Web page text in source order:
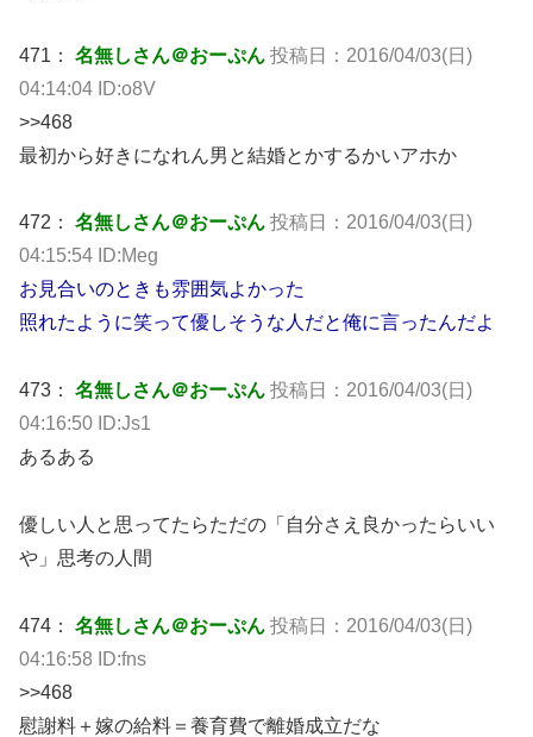
471： 名無しさん＠おーぷん 投稿日：2016/04/03(日)
04:14:04 ID:o8V
>>468
最初から好きになれん男と結婚とかするかいアホか
472： 名無しさん＠おーぷん 投稿日：2016/04/03(日)
04:15:54 ID:Meg
お見合いのときも雰囲気よかった
照れたように笑って優しそうな人だと俺に言ったんだよ
473： 名無しさん＠おーぷん 投稿日：2016/04/03(日)
04:16:50 ID:Js1
あるある
優しい人と思ってたらただの「自分さえ良かったらいい
や」思考の人間
474： 名無しさん＠おーぷん 投稿日：2016/04/03(日)
04:16:58 ID:fns
>>468
慰謝料＋嫁の給料＝養育費で離婚成立だな